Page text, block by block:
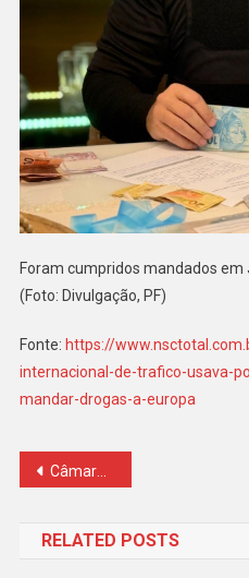
Foram cumpridos mandados
(Foto: Divulgação, PF)
Fonte: https://
internacional-de-trafico-usava-
mandar-drogas-a-europa
Navegação
Post
Câmara informa ao STF que Frias não teve aval para viagem
RELATED POSTS